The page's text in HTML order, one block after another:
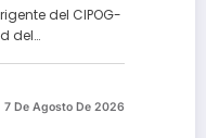
del CIPOG-
del…
7 De Agosto De 2026